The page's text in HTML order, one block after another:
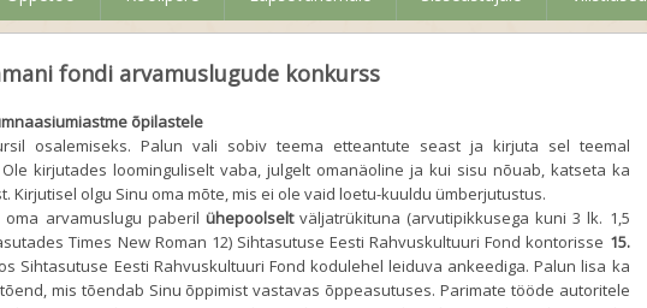
fondi arvamuslugude konkurss
õpilastele
osalemiseks. Palun vali sobiv teema etteantute seast ja kirjuta sel teemal
kirjutades loominguliselt vaba, julgelt omanäoline ja kui sisu nõuab, katseta ka
Kirjutisel olgu Sinu oma mõte, mis ei ole vaid loetu-kuuldu ümberjutustus.
oma arvamuslugu paberil ühepoolseltväljatrükituna (arvutipikkusega kuni 3 lk. 1,5
Times New Roman 12) Sihtasutuse Eesti Rahvuskultuuri Fond kontorisse 15.
Sihtasutuse Eesti Rahvuskultuuri Fond kodulehel leiduva ankeediga. Palun lisa ka
mis tõendab Sinu õppimist vastavas õppeasutuses. Parimate tööde autoritele